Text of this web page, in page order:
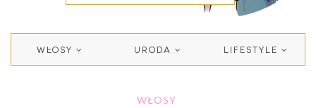
WŁOSY URODA LIFESTYLE
WŁOSY